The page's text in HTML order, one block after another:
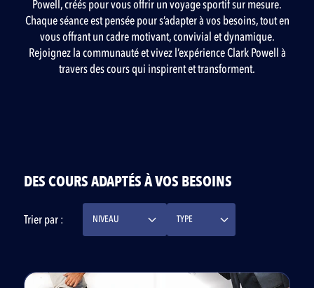
Powell, créés pour vous offrir un voyage sportif sur mesure.
Chaque séance est pensée pour s’adapter à vos besoins, tout en
vous offrant un cadre motivant, convivial et dynamique.
Rejoignez la communauté et vivez l’expérience Clark Powell à
travers des cours qui inspirent et transforment.
DES COURS ADAPTÉS À VOS BESOINS
Trier par :